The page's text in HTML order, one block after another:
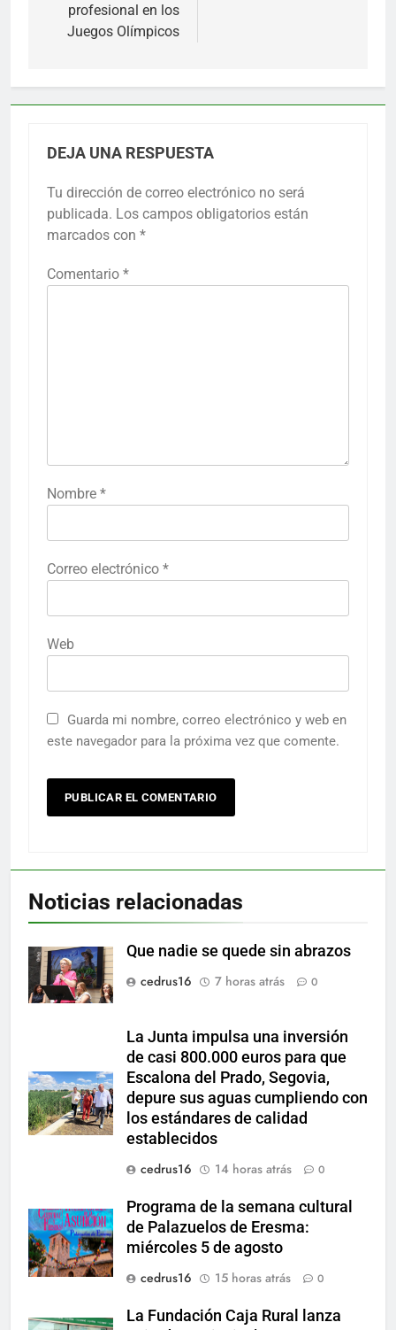
profesional en los
Juegos Olímpicos
DEJA UNA RESPUESTA
Tu dirección de correo electrónico no será
publicada. Los campos obligatorios están
marcados con *
Comentario *
Nombre *
Correo electrónico *
Web
Guarda mi nombre, correo electrónico y web en
este navegador para la próxima vez que comente.
Noticias relacionadas
Que nadie se quede sin abrazos
cedrus16
7 horas atrás 0
La Junta impulsa una inversión
de casi 800.000 euros para que
Escalona del Prado, Segovia,
depure sus aguas cumpliendo con
los estándares de calidad
establecidos
cedrus16
14 horas atrás 0
Programa de la semana cultural
de Palazuelos de Eresma:
miércoles 5 de agosto
cedrus16
15 horas atrás 0
La Fundación Caja Rural lanza